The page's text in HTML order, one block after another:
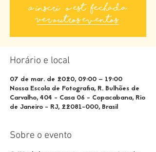
A inscrição está fechada
Ver outros eventos
Horário e local
07 de mar. de 2020, 09:00 – 19:00
Nossa Escola de Fotografia, R. Bulhões de
Carvalho, 404 - Casa 06 - Copacabana, Rio
de Janeiro - RJ, 22081-000, Brasil
Sobre o evento